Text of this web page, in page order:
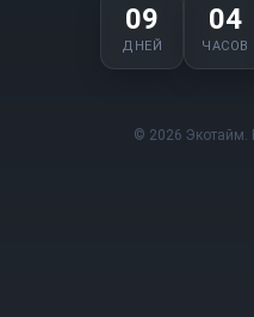
09
ДНЕЙ
04
ЧАСОВ
© 2026 Экотайм.